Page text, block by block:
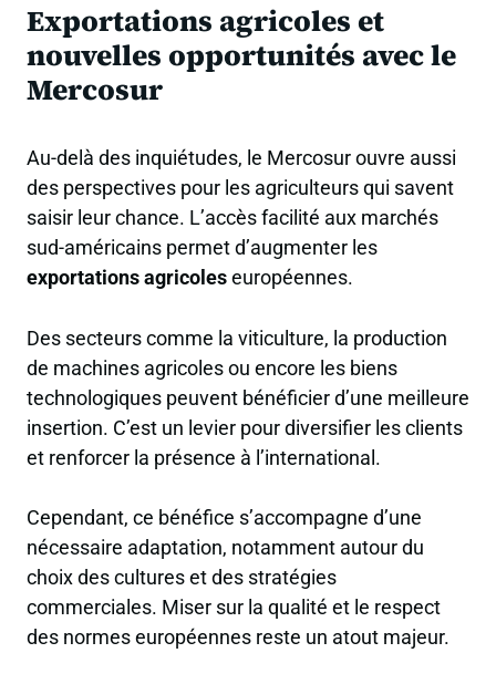
Exportations agricoles et
nouvelles opportunités avec le
Mercosur
Au-delà des inquiétudes, le Mercosur ouvre aussi
des perspectives pour les agriculteurs qui savent
saisir leur chance. L’accès facilité aux marchés
sud-américains permet d’augmenter les
exportations agricoleseuropéennes.
Des secteurs comme la viticulture, la production
de machines agricoles ou encore les biens
technologiques peuvent bénéficier d’une meilleure
insertion. C’est un levier pour diversifier les clients
et renforcer la présence à l’international.
Cependant, ce bénéfice s’accompagne d’une
nécessaire adaptation, notamment autour du
choix des cultures et des stratégies
commerciales. Miser sur la qualité et le respect
des normes européennes reste un atout majeur.